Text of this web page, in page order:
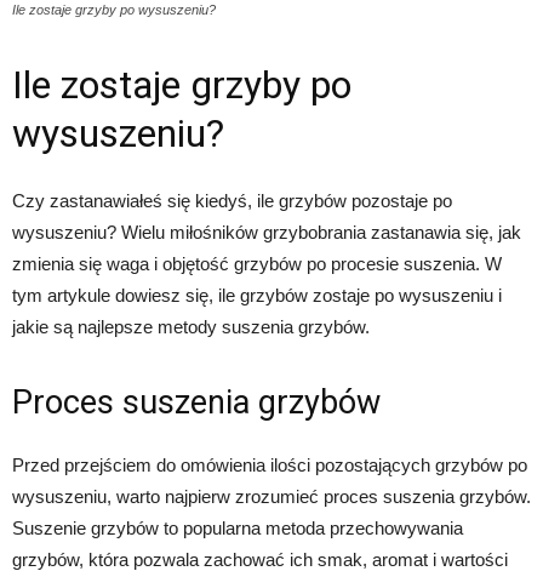
Ile zostaje grzyby po wysuszeniu?
Ile zostaje grzyby po
wysuszeniu?
Czy zastanawiałeś się kiedyś, ile grzybów pozostaje po
wysuszeniu? Wielu miłośników grzybobrania zastanawia się, jak
zmienia się waga i objętość grzybów po procesie suszenia. W
tym artykule dowiesz się, ile grzybów zostaje po wysuszeniu i
jakie są najlepsze metody suszenia grzybów.
Proces suszenia grzybów
Przed przejściem do omówienia ilości pozostających grzybów po
wysuszeniu, warto najpierw zrozumieć proces suszenia grzybów.
Suszenie grzybów to popularna metoda przechowywania
grzybów, która pozwala zachować ich smak, aromat i wartości